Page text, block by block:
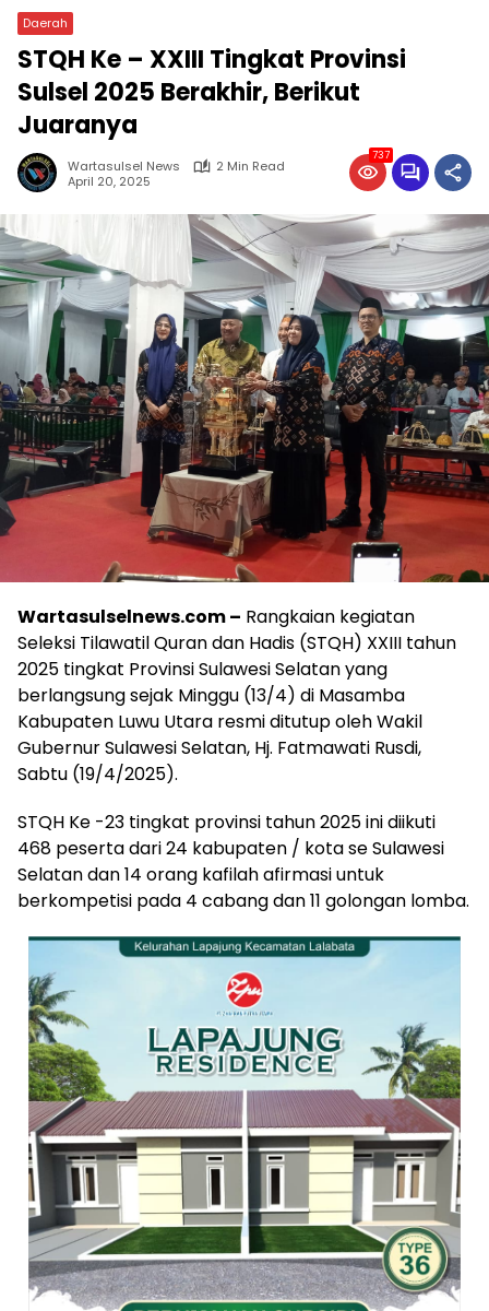
Daerah
STQH Ke – XXIII Tingkat Provinsi
Sulsel 2025 Berakhir, Berikut
Juaranya
Wartasulsel News
2 Min Read
April 20, 2025
737
Wartasulselnews.com – Rangkaian kegiatan
Seleksi Tilawatil Quran dan Hadis (STQH) XXIII tahun
2025 tingkat Provinsi Sulawesi Selatan yang
berlangsung sejak Minggu (13/4) di Masamba
Kabupaten Luwu Utara resmi ditutup oleh Wakil
Gubernur Sulawesi Selatan, Hj. Fatmawati Rusdi,
Sabtu (19/4/2025).
STQH Ke -23 tingkat provinsi tahun 2025 ini diikuti
468 peserta dari 24 kabupaten / kota se Sulawesi
Selatan dan 14 orang kafilah afirmasi untuk
berkompetisi pada 4 cabang dan 11 golongan lomba.